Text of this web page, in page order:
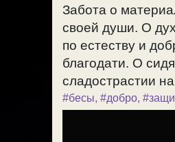
Забота о
своей души. О
по естеству и
благодати. О
сладострастии
#бесы, #добро,